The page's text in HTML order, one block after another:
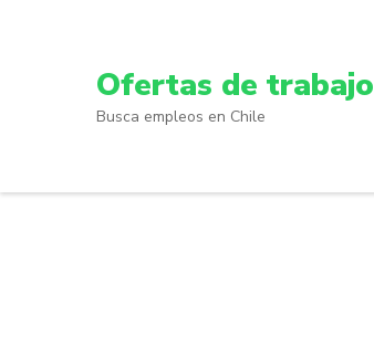
Ofertas de trabajo
Busca empleos en Chile